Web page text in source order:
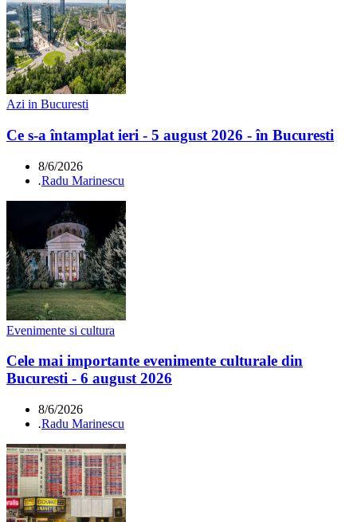
Azi in Bucuresti
Ce s-a întamplat ieri - 5 august 2026 - în Bucuresti
8/6/2026
.Radu Marinescu
Evenimente si cultura
Cele mai importante evenimente culturale din
Bucuresti - 6 august 2026
8/6/2026
.Radu Marinescu